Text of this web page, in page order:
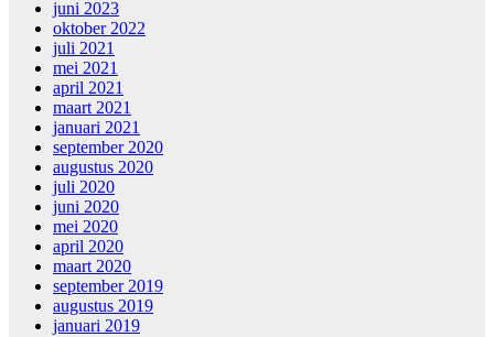
juni 2023
oktober 2022
juli 2021
mei 2021
april 2021
maart 2021
januari 2021
september 2020
augustus 2020
juli 2020
juni 2020
mei 2020
april 2020
maart 2020
september 2019
augustus 2019
januari 2019